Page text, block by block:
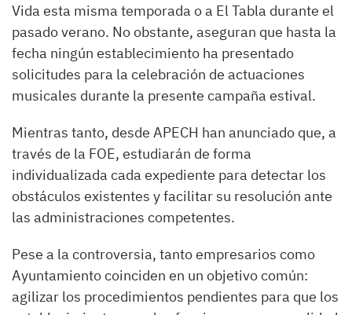
Vida esta misma temporada o a El Tabla durante el
pasado verano. No obstante, aseguran que hasta la
fecha ningún establecimiento ha presentado
solicitudes para la celebración de actuaciones
musicales durante la presente campaña estival.
Mientras tanto, desde APECH han anunciado que, a
través de la FOE, estudiarán de forma
individualizada cada expediente para detectar los
obstáculos existentes y facilitar su resolución ante
las administraciones competentes.
Pese a la controversia, tanto empresarios como
Ayuntamiento coinciden en un objetivo común:
agilizar los procedimientos pendientes para que los